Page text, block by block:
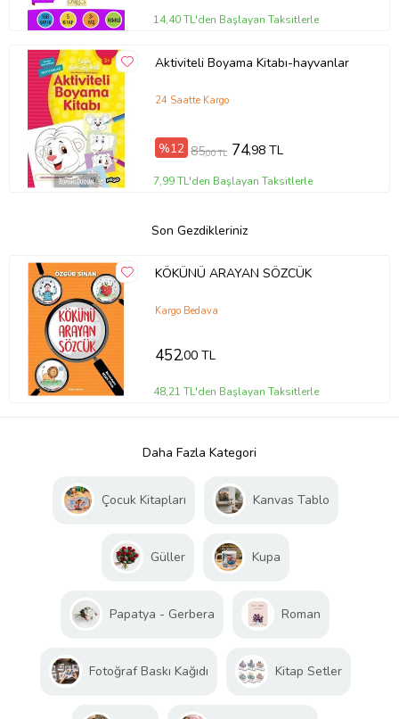
14,40 TL'den Başlayan Taksitlerle
Aktiviteli Boyama Kitabı-hayvanlar
24 Saatte Kargo
%12 85,00 TL 74,98 TL
7,99 TL'den Başlayan Taksitlerle
Son Gezdikleriniz
KÖKÜNÜ ARAYAN SÖZCÜK
Kargo Bedava
452,00 TL
48,21 TL'den Başlayan Taksitlerle
Daha Fazla Kategori
Çocuk Kitapları Kanvas Tablo
Güller Kupa
Papatya - Gerbera Roman
Fotoğraf Baskı Kağıdı Kitap Setler